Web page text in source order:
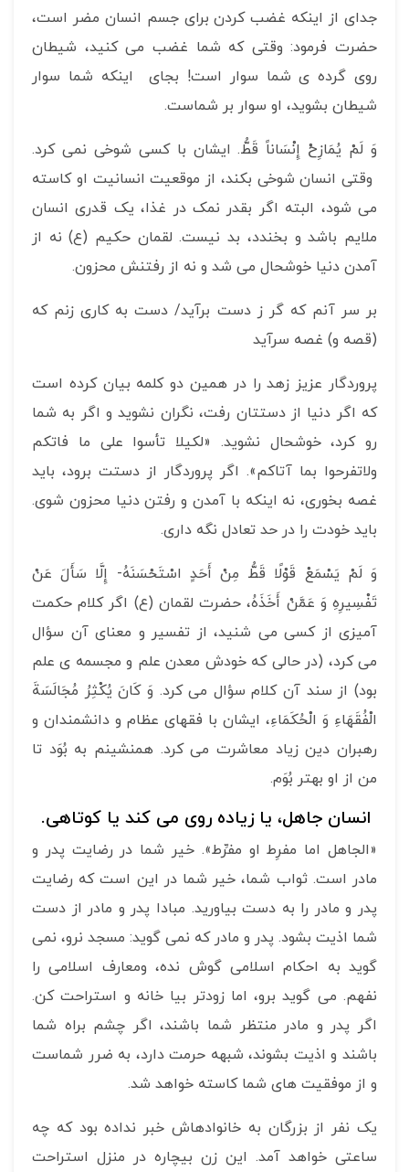
جدای از اینکه غضب کردن برای جسم انسان مضر است،
حضرت فرمود: وقتی که شما غضب می کنید، شیطان
روی گرده ی شما سوار است! بجای اینکه شما سوار
شیطان بشوید، او سوار بر شماست.
وَ لَمْ يُمَازِحْ إِنْسَاناً قَطُّ. ایشان با کسی شوخی نمی کرد.
وقتی انسان شوخی بکند، از موقعیت انسانیت او کاسته
می شود، البته اگر بقدر نمک در غذا، یک قدری انسان
ملایم باشد و بخندد، بد نیست. لقمان حکیم (ع) نه از
آمدن دنیا خوشحال می شد و نه از رفتنش محزون.
بر سر آنم که گر ز دست برآید/ دست به کاری زنم که
(قصه و) غصه سرآید
پروردگار عزیز زهد را در همین دو کلمه بیان کرده است
که اگر دنیا از دستتان رفت، نگران نشوید و اگر به شما
رو کرد، خوشحال نشوید. «لکیلا تأسوا علی ما فاتکم
ولاتفرحوا بما آتاکم». اگر پروردگار از دستت برود، باید
غصه بخوری، نه اینکه با آمدن و رفتن دنیا محزون شوی.
باید خودت را در حد تعادل نگه داری.
وَ لَمْ يَسْمَعْ قَوْلًا قَطُّ مِنْ أَحَدٍ اسْتَحْسَنَهُ- إِلَّا سَأَلَ عَنْ
تَفْسِيرِهِ وَ عَمَّنْ أَخَذَهُ، حضرت لقمان (ع) اگر کلام حکمت
آمیزی از کسی می شنید، از تفسیر و معنای آن سؤال
می کرد، (در حالی که خودش معدن علم و مجسمه ی علم
بود) از سند آن کلام سؤال می کرد. وَ كَانَ يُكْثِرُ مُجَالَسَةَ
الْفُقَهَاءِ وَ الْحُكَمَاءِ، ایشان با فقهای عظام و دانشمندان و
رهبران دین زیاد معاشرت می کرد. همنشینم به بُوَد تا
من از او بهتر بُوَم.
انسان جاهل، یا زیاده روی می کند یا کوتاهی.
«الجاهل اما مفرِط او مفرِّط». خیر شما در رضایت پدر و
مادر است. ثواب شما، خیر شما در این است که رضایت
پدر و مادر را به دست بیاورید. مبادا پدر و مادر از دست
شما اذیت بشود. پدر و مادر که نمی گوید: مسجد نرو، نمی
گوید به احکام اسلامی گوش نده، ومعارف اسلامی را
نفهم. می گوید برو، اما زودتر بیا خانه و استراحت کن.
اگر پدر و مادر منتظر شما باشند، اگر چشم براه شما
باشند و اذیت بشوند، شبهه حرمت دارد، به ضرر شماست
و از موفقیت های شما کاسته خواهد شد.
یک نفر از بزرگان به خانواده­اش خبر نداده بود که چه
ساعتی خواهد آمد. این زن بیچاره در منزل استراحت